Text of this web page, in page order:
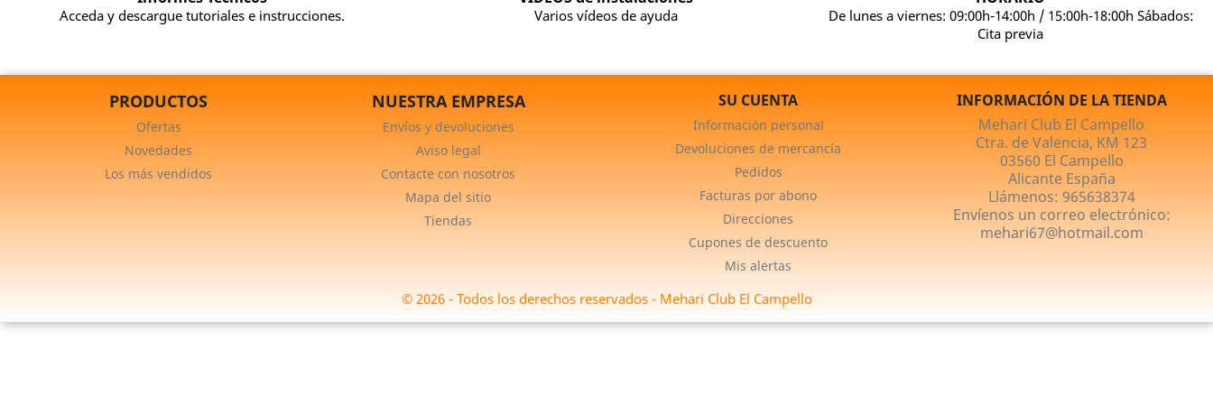
Acceda y descargue tutoriales e instrucciones. Varios vídeos de ayuda
De lunes a viernes: 09:00h-14:00h / 15:00h-18:00h Sábados:
Cita previa
PRODUCTOS
Ofertas
Novedades
Los más vendidos
NUESTRA EMPRESA
Envíos y devoluciones
Aviso legal
Contacte con nosotros
Mapa del sitio
Tiendas
SU CUENTA
Información personal
Devoluciones de mercancía
Pedidos
Facturas por abono
Direcciones
Cupones de descuento
Mis alertas
INFORMACIÓN DE LA TIENDA
Mehari Club El Campello
Ctra. de Valencia, KM 123
03560 El Campello
Alicante España
Llámenos: 965638374
Envíenos un correo electrónico:
mehari67@hotmail.com
© 2026 - Todos los derechos reservados - Mehari Club El Campello